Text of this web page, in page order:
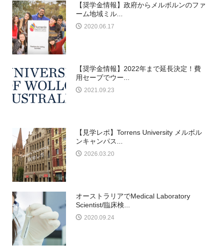
【奨学金情報】政府からメルボルンのファ
ーム地域ミル...
2020.06.17
【奨学金情報】2022年まで延長決定！費
用セーブでウー...
2021.09.23
【見学レポ】Torrens University メルボル
ンキャンパス...
2026.03.20
オーストラリアでMedical Laboratory
Scientist/臨床検...
2020.09.24